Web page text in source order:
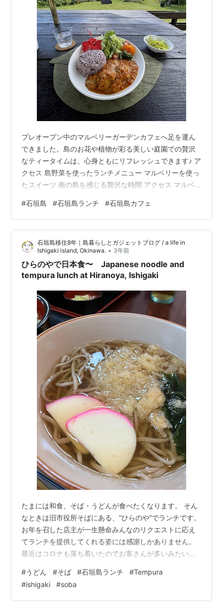
プレオープン中のマルベリーガーデンカフェへ足を運ん
できました。島のお花や植物が彩る美しい庭園での贅沢
なティータイムは、心身ともにリフレッシュできます♪ ア
クセス 島野菜を使ったランチメニュー マルベリーを使っ
たスイーツ 南の島を感じる贅沢な時間 アクセス マルベ
ない場所にあるので注意！グーグルマップで『マルベリ
ーガーデン』を検索してください。住所検索だと、違う
場所に行ってしまいました。 ちょっと不安になりました
が、ナビ通りに行って無事到着。 ４月にグランドオープ
ンしたら、もっと看板を立てるそうです。 島野菜を使っ
たランチメニュー 島野菜の天ぷ…
#石垣島 #石垣島ランチ #石垣島カフェ
石垣島移住8年｜島暮らしとガジェットブログ / a life in
Ishigaki island, Okinawa. • 3年前
ひらのやで日本食〜 Japanese noodle and
tempura lunch at Hiranoya, Ishigaki
たまには和食、そば・うどんが食べたくなります。 そん
なときは旧市役所そばにある、”ひらのや”でランチです。
お年を召した店主が一生懸命みんなのリクエストに応え
てランチを提供してくれる姿には感謝しかありません。
最近はコロナも落ち着いたのでお客さんが多いみたいで
で、私はそばの代わりにうどんを引き受けました。 ひら
のやの天ぷら系はカリカリしてて美味しいです。 天重に
かかっているタレも甘辛系でご飯がすすむ〜 定食も結構
#うどん #そば #石垣島ランチ #Tempura
#ishigaki #soba